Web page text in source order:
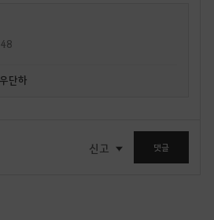
48
우단하
신고 댓글